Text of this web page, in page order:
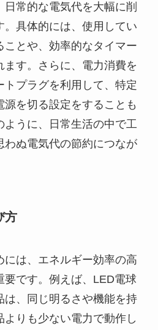
常的な電気代を大幅に削
。具体的には、使用してい
ことや、効率的なタイマー
す。さらに、電力消費を
プラグを利用して、特定
を切る設定をすることも
ように、日常生活の中で工
わぬ電気代の節約につなが
方
には、エネルギー効率の高
要です。例えば、LED電球
は、同じ明るさや機能を持
りも少ない電力で動作し